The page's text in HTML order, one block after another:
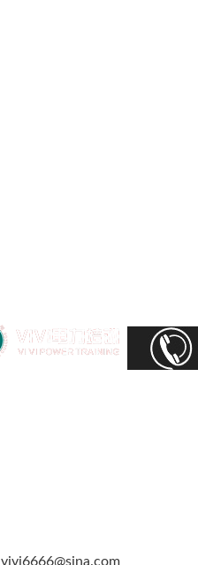
vivi6666@sina.com